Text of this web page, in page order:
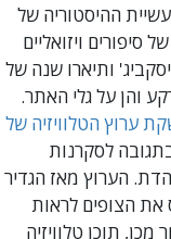
ההיסטוריה של
של סיפורים ויזואליים
ותיארו שנה של
והן על גלי האתר.
ערוץ הטלוויזיה של
לסקרנות
הערוץ מאז הגדיר
את הצופים לראות
תוכן טלוויזיה